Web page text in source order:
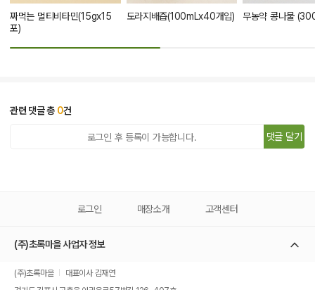
짜먹는 멀티비타민(15gx15
포)
도라지배즙(100mLx40개입) 무농약 콩나물
관련 댓글 총 0건
댓글 달기
로그인 매장소개 고객센터
(주)초록마을 사업자 정보
(주)초록마을
대표이사 김재연